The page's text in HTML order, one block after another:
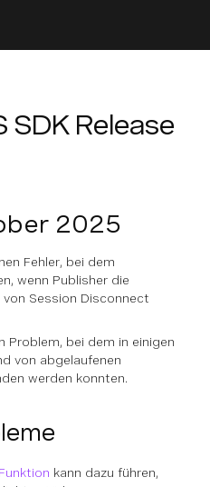
SDK Release
2025
Fehler, bei dem
wenn Publisher die
Session Disconnect
Problem, bei dem in einigen
von abgelaufenen
werden konnten.
kann dazu führen,